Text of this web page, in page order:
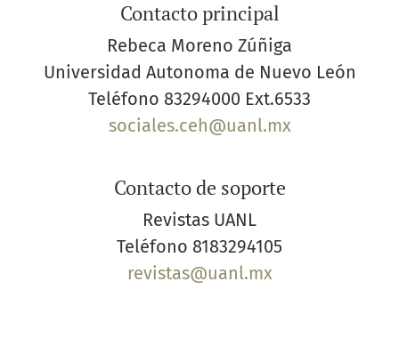
Contacto principal
Rebeca Moreno Zúñiga
Universidad Autonoma de Nuevo León
Teléfono 83294000 Ext.6533
sociales.ceh@uanl.mx
Contacto de soporte
Revistas UANL
Teléfono 8183294105
revistas@uanl.mx